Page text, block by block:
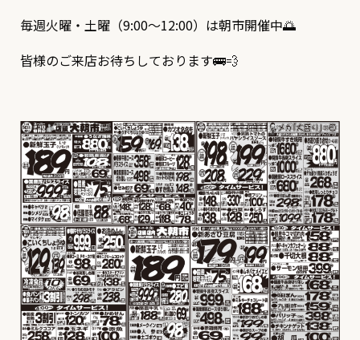
毎週火曜・土曜（9:00～12:00）は朝市開催中🌅
皆様のご来店お待ちしております🚌💨